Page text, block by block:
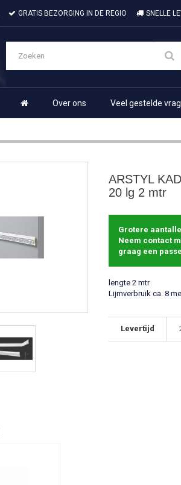
GRATIS BEZORGING IN DE REGIO SNELLE
Over ons Veel gestelde
ARSTYL
20 lg 2 mtr
Grotere
Neem contact
graag een
lengte 2 mtr
Lijmverbruik ca. 8
Levertijd